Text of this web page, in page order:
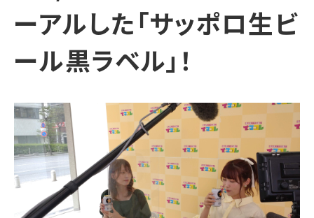
ーアルした「サッポロ生ビ
ール黒ラベル」！